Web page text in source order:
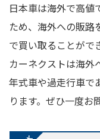
日本車は海外で高値
ため、海外への販路
で買い取ることがで
カーネクストは海外
年式車や過走行車で
ります。ぜひ一度お